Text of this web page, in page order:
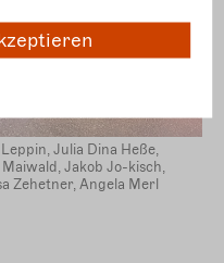
Julia Dina Heße,
Jakob Jo-kisch,
Zehetner, Angela Merl